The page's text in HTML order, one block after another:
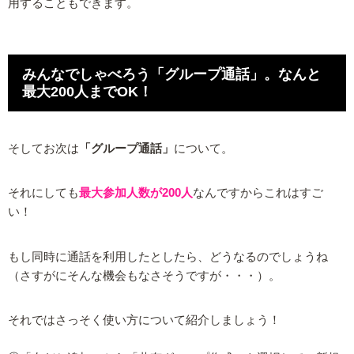
用することもできます。
みんなでしゃべろう「グループ通話」。なんと
最大200人までOK！
そしてお次は 「グループ通話」 について。
それにしても最大参加人数が200人なんですからこれはすご
い！
もし同時に通話を利用したとしたら、どうなるのでしょうね
（さすがにそんな機会もなさそうですが・・・）。
それではさっそく使い方について紹介しましょう！